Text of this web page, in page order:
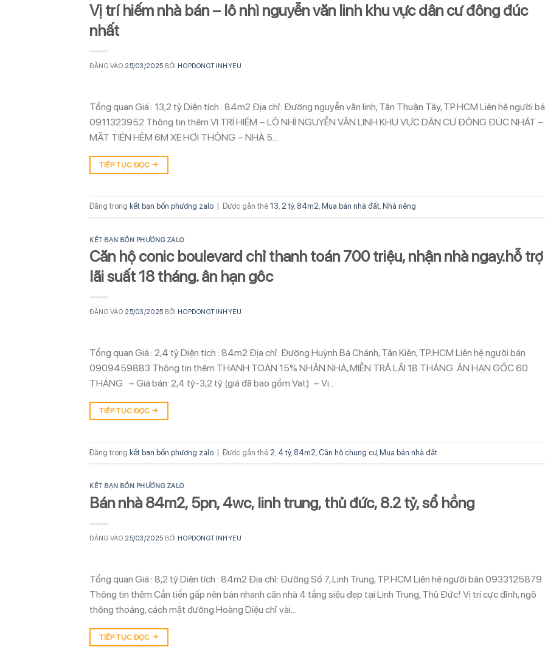
Vị trí hiếm nhà bán – lô nhì nguyễn văn linh khu vực dân cư đông đúc
nhất
ĐĂNG VÀO 25/03/2025 BỞI HOPDONGTINHYEU
Tổng quan Giá : 13,2 tỷ Diện tích : 84m2 Địa chỉ: Đường nguyễn văn linh, Tân Thuận Tây, TP.HCM Liên hệ người
0911323952 Thông tin thêm VỊ TRÍ HIẾM – LÔ NHÌ NGUYỄN VĂN LINH KHU VỰC DÂN CƯ ĐÔNG ĐÚC NHẤT –
MẶT TIỀN HẺM 6M XE HƠI THÔNG – NHÀ 5…
TIẾP TỤC ĐỌC →
Đăng trong kết bạn bốn phương zalo Được gắn thẻ 13 2 tỷ, 84m2 Mua bán nhà đất Nhà riêng
KẾT BẠN BỐN PHƯƠNG ZALO
Căn hộ conic boulevard chỉ thanh toán 700 triệu, nhận nhà ngay.hỗ trợ
lãi suất 18 tháng. ân hạn gôc
ĐĂNG VÀO 25/03/2025 BỞI HOPDONGTINHYEU
Tổng quan Giá : 2,4 tỷ Diện tích : 84m2 Địa chỉ: Đường Huỳnh Bá Chánh, Tân Kiên, TP.HCM Liên hệ người bán
0909459883 Thông tin thêm THANH TOÁN 15% NHẬN NHÀ, MIỄN TRẢ LÃI 18 THÁNG ÂN HẠN GỐC 60
THÁNG – Giá bán: 2,4 tỷ-3,2 tỷ (giá đã bao gồm Vat) – Vị…
TIẾP TỤC ĐỌC →
Đăng trong kết bạn bốn phương zalo | Được gắn thẻ 2 4 tỷ, 84m2 Căn hộ chung cư, Mua bán nhà đất
KẾT BẠN BỐN PHƯƠNG ZALO
Bán nhà 84m2, 5pn, 4wc, linh trung, thủ đức, 8.2 tỷ, sổ hồng
ĐĂNG VÀO 25/03/2025 BỞI HOPDONGTINHYEU
Tổng quan Giá : 8,2 tỷ Diện tích : 84m2 Địa chỉ: Đường Số 7, Linh Trung, TP.HCM Liên hệ người bán 0933125879
Thông tin thêm Cần tiền gấp nên bán nhanh căn nhà 4 tầng siêu đẹp tại Linh Trung, Thủ Đức! Vị trí cực đỉnh, ngõ
thông thoáng, cách mặt đường Hoàng Diệu chỉ vài…
TIẾP TỤC ĐỌC →